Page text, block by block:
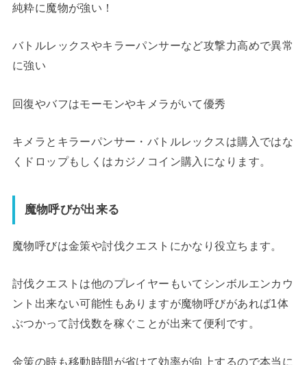
純粋に魔物が強い！
バトルレックスやキラーパンサーなど攻撃力高めで異常
に強い
回復やバフはモーモンやキメラがいて優秀
キメラとキラーパンサー・バトルレックスは購入ではな
くドロップもしくはカジノコイン購入になります。
魔物呼びが出来る
魔物呼びは金策や討伐クエストにかなり役立ちます。
討伐クエストは他のプレイヤーもいてシンボルエンカウ
ント出来ない可能性もありますが魔物呼びがあれば1体
ぶつかって討伐数を稼ぐことが出来て便利です。
金策の時も移動時間が省けて効率が向上するので本当に